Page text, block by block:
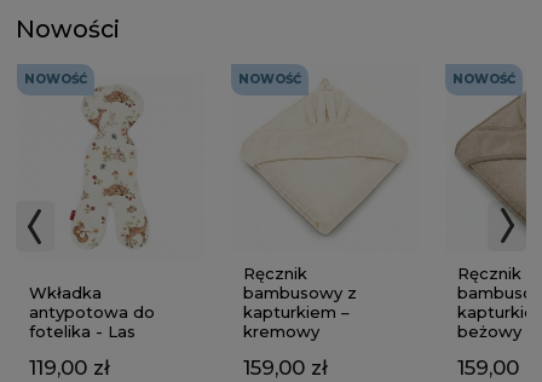
Nowości
NOWOŚĆ
Wkładka
antypotowa do
fotelika - Las
119,00 zł
NOWOŚĆ
Ręcznik
bambusowy z
kapturkiem –
kremowy
159,00 zł
NOWOŚĆ
Ręcznik
beżowy
159,00 zł